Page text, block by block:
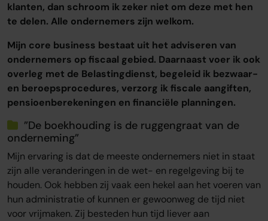
klanten, dan schroom ik zeker niet om deze met hen
te delen. Alle ondernemers zijn welkom.
Mijn core business bestaat uit het adviseren van
ondernemers op fiscaal gebied. Daarnaast voer ik ook
overleg met de Belastingdienst, begeleid ik bezwaar-
en beroepsprocedures, verzorg ik fiscale aangiften,
pensioenberekeningen en financiële planningen.
”De boekhouding is de ruggengraat van de
onderneming”
Mijn ervaring is dat de meeste ondernemers niet in staat
zijn alle veranderingen in de wet- en regelgeving bij te
houden. Ook hebben zij vaak een hekel aan het voeren van
hun administratie of kunnen er gewoonweg de tijd niet
voor vrijmaken. Zij besteden hun tijd liever aan